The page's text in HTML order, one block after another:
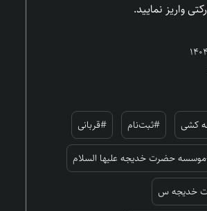
واریز نمایید.
کشی #ثبت‌نام #قربانی
حضرت خدیجه علیها السلام
خدیجه س